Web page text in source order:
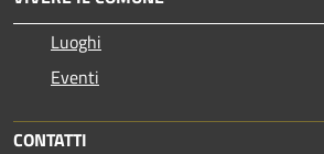
Luoghi
Eventi
CONTATTI